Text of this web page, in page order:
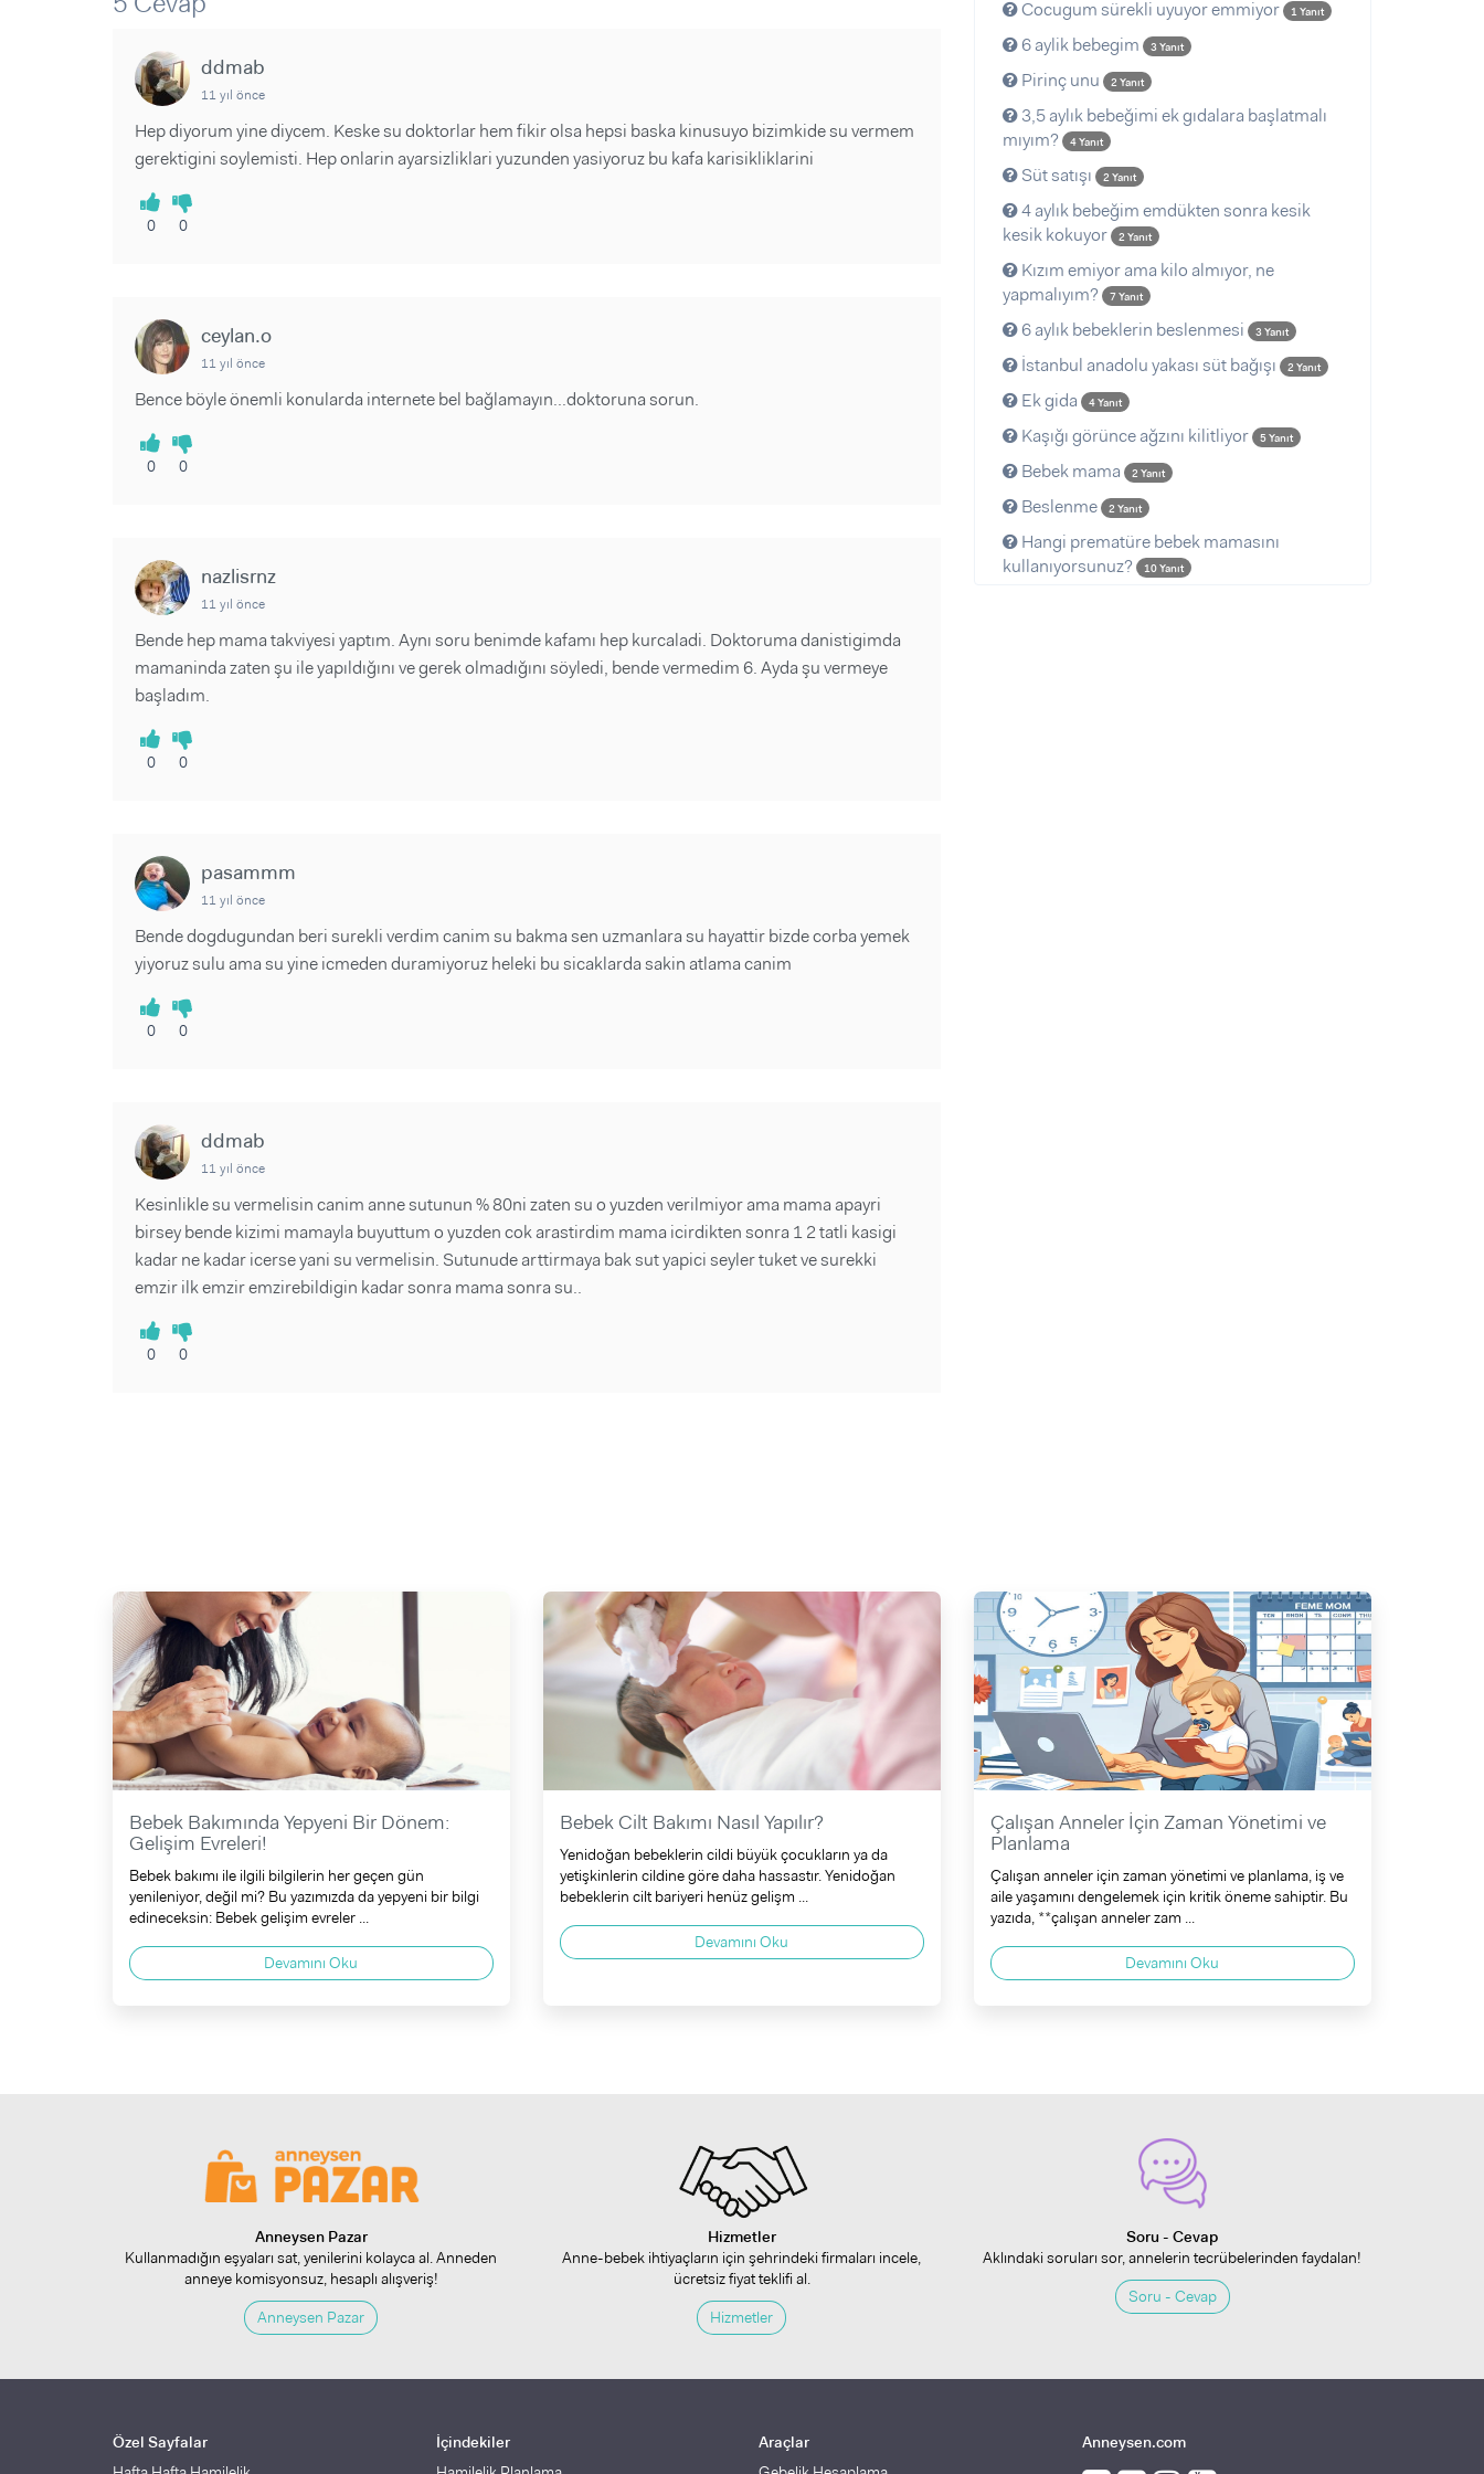
Sorular ve Yanıtlar
Makaleler
ddmab
11 yıl önce
Hep diyorum yine diycem. Keske su doktorlar hem fikir olsa hepsi baska kinusuyo bizimkide su vermem
gerektigini soylemisti. Hep onlarin ayarsizliklari yuzunden yasiyoruz bu kafa karisikliklarini
0 0
ceylan.o
11 yıl önce
Bence böyle önemli konularda internete bel bağlamayın...doktoruna sorun.
0 0
nazlisrnz
11 yıl önce
Bende hep mama takviyesi yaptım. Aynı soru benimde kafamı hep kurcaladi. Doktoruma danistigimda
mamaninda zaten şu ile yapıldığını ve gerek olmadığını söyledi, bende vermedim 6. Ayda şu vermeye
başladım.
0 0
pasammm
11 yıl önce
Bende dogdugundan beri surekli verdim canim su bakma sen uzmanlara su hayattir bizde corba yemek
yiyoruz sulu ama su yine icmeden duramiyoruz heleki bu sicaklarda sakin atlama canim
0 0
ddmab
11 yıl önce
Kesinlikle su vermelisin canim anne sutunun % 80ni zaten su o yuzden verilmiyor ama mama apayri
birsey bende kizimi mamayla buyuttum o yuzden cok arastirdim mama icirdikten sonra 1 2 tatli kasigi
kadar ne kadar icerse yani su vermelisin. Sutunude arttirmaya bak sut yapici seyler tuket ve surekki
emzir ilk emzir emzirebildigin kadar sonra mama sonra su..
0 0
Cocugum sürekli uyuyor emmiyor 1 Yanıt
6 aylik bebegim 3 Yanıt
Pirinç unu 2 Yanıt
3,5 aylık bebeğimi ek gıdalara başlatmalı
mıyım?
4 Yanıt
Süt satışı 2 Yanıt
4 aylık bebeğim emdükten sonra kesik
kesik kokuyor
2 Yanıt
Kızım emiyor ama kilo almıyor, ne
yapmalıyım?
7 Yanıt
6 aylık bebeklerin beslenmesi 3 Yanıt
İstanbul anadolu yakası süt bağışı 2 Yanıt
Ek gida 4 Yanıt
Kaşığı görünce ağzını kilitliyor 5 Yanıt
Bebek mama 2 Yanıt
Beslenme 2 Yanıt
Hangi prematüre bebek mamasını
kullanıyorsunuz?
10 Yanıt
Bebek Bakımında Yepyeni Bir Dönem:
Gelişim Evreleri!
Bebek bakımı ile ilgili bilgilerin her geçen gün
yenileniyor, değil mi? Bu yazımızda da yepyeni bir bilgi
edineceksin: Bebek gelişim evreler ...
Devamını Oku
Bebek Cilt Bakımı Nasıl Yapılır?
Yenidoğan bebeklerin cildi büyük çocukların ya da
yetişkinlerin cildine göre daha hassastır. Yenidoğan
bebeklerin cilt bariyeri henüz gelişm ...
Devamını Oku
Çalışan Anneler İçin Zaman Yönetimi ve
Planlama
Çalışan anneler için zaman yönetimi ve planlama, iş ve
aile yaşamını dengelemek için kritik öneme sahiptir. Bu
yazıda, **çalışan anneler zam ...
Devamını Oku
Anneysen Pazar
Kullanmadığın eşyaları sat, yenilerini kolayca al. Anneden
anneye komisyonsuz, hesaplı alışveriş!
Anneysen Pazar
Hizmetler
Anne-bebek ihtiyaçların için şehrindeki firmaları incele,
ücretsiz fiyat teklifi al.
Hizmetler
Soru - Cevap
Aklındaki soruları sor, annelerin tecrübelerinden faydalan!
Soru - Cevap
Özel Sayfalar
İçindekiler
Araçlar
Anneysen.com